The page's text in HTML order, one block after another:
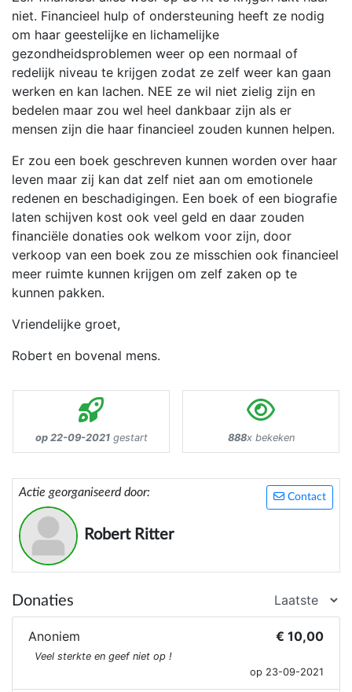
niet. Financieel hulp of ondersteuning heeft ze nodig
om haar geestelijke en lichamelijke
gezondheidsproblemen weer op een normaal of
redelijk niveau te krijgen zodat ze zelf weer kan gaan
werken en kan lachen. NEE ze wil niet zielig zijn en
bedelen maar zou wel heel dankbaar zijn als er
mensen zijn die haar financieel zouden kunnen helpen.
Er zou een boek geschreven kunnen worden over haar
leven maar zij kan dat zelf niet aan om emotionele
redenen en beschadigingen. Een boek of een biografie
laten schijven kost ook veel geld en daar zouden
financiële donaties ook welkom voor zijn, door
verkoop van een boek zou ze misschien ook financieel
meer ruimte kunnen krijgen om zelf zaken op te
kunnen pakken.
Vriendelijke groet,
Robert en bovenal mens.
op 22-09-2021gestart 888x bekeken
Contact
Actie georganiseerd door:
Robert Ritter
Donaties
Anoniem € 10,00
Veel sterkte en geef niet op !
op 23-09-2021